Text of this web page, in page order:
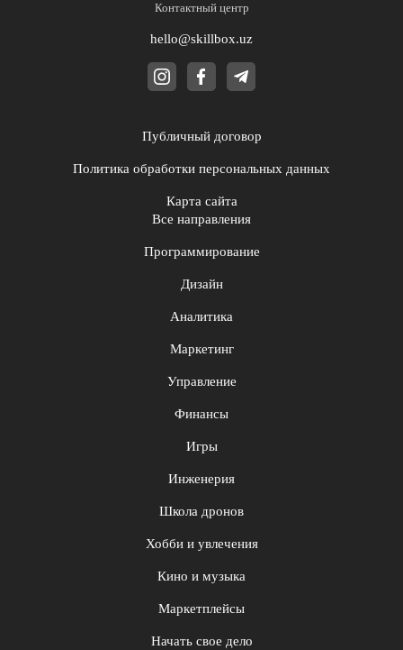
Контактный центр
hello@skillbox.uz
Публичный договор
Политика обработки персональных данных
Карта сайта
Все направления
Программирование
Дизайн
Аналитика
Маркетинг
Управление
Финансы
Игры
Инженерия
Школа дронов
Хобби и увлечения
Кино и музыка
Маркетплейсы
Начать свое дело